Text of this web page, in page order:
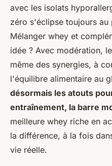
avec les isolats
zéro s'éclipse toujours
Mélanger whey et
idée ? Avec modération,
même des synergies, à
l'équilibre alimentaire au
désormais les atouts
entraînement, la barre
meilleure whey riche en
la différence, à la fois
vie réelle.